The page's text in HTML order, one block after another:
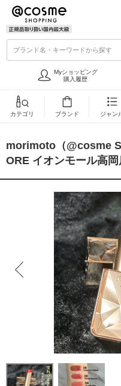
ブランド名・キーワードから探す
Myショッピング
購入履歴
カテゴリ ブランド ジャン
morimoto（@cosme
ORE イオンモール高